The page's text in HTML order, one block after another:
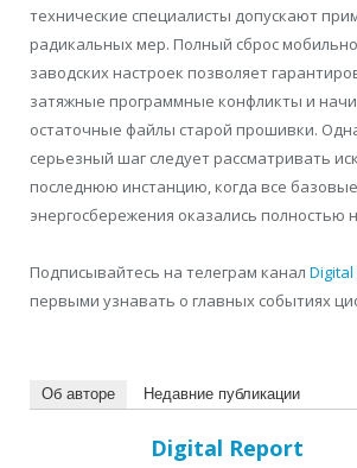
технические специалисты допускают
радикальных мер. Полный сброс
заводских настроек позволяет
затяжные программные конфликты и
остаточные файлы старой прошивки.
серьезный шаг следует рассматривать
последнюю инстанцию, когда все
энергосбережения оказались полностью
Подписывайтесь на телеграм канал
первыми узнавать о главных событиях
Об авторе Недавние публикации
Digital Report